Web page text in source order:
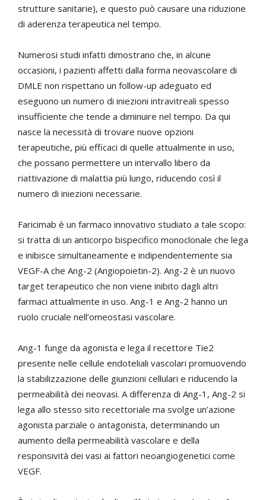
strutture sanitarie), e questo può causare una riduzione
di aderenza terapeutica nel tempo.
Numerosi studi infatti dimostrano che, in alcune
occasioni, i pazienti affetti dalla forma neovascolare di
DMLE non rispettano un follow-up adeguato ed
eseguono un numero di iniezioni intravitreali spesso
insufficiente che tende a diminuire nel tempo. Da qui
nasce la necessità di trovare nuove opzioni
terapeutiche, più efficaci di quelle attualmente in uso,
che possano permettere un intervallo libero da
riattivazione di malattia più lungo, riducendo così il
numero di iniezioni necessarie.
Faricimab è un farmaco innovativo studiato a tale scopo:
si tratta di un anticorpo bispecifico monoclonale che lega
e inibisce simultaneamente e indipendentemente sia
VEGF-A che Ang-2 (Angiopoietin-2). Ang-2 è un nuovo
target terapeutico che non viene inibito dagli altri
farmaci attualmente in uso. Ang-1 e Ang-2 hanno un
ruolo cruciale nell’omeostasi vascolare.
Ang-1 funge da agonista e lega il recettore Tie2
presente nelle cellule endoteliali vascolari promuovendo
la stabilizzazione delle giunzioni cellulari e riducendo la
permeabilità dei neovasi. A differenza di Ang-1, Ang-2 si
lega allo stesso sito recettoriale ma svolge un’azione
agonista parziale o antagonista, determinando un
aumento della permeabilità vascolare e della
responsività dei vasi ai fattori neoangiogenetici come
VEGF.